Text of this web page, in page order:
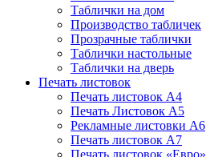
Таблички на дом
Производство табличек
Прозрачные таблички
Таблички настольные
Таблички на дверь
Печать листовок
Печать листовок А4
Печать Листовок А5
Рекламные листовки А6
Печать листовок А7
Печать листовок «Евро»